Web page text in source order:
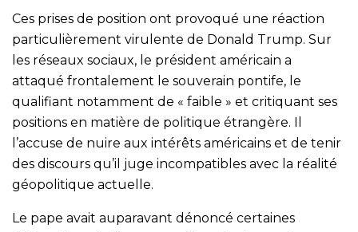
Ces prises de position ont provoqué une réaction
particulièrement virulente de Donald Trump. Sur
les réseaux sociaux, le président américain a
attaqué frontalement le souverain pontife, le
qualifiant notamment de « faible » et critiquant ses
positions en matière de politique étrangère. Il
l’accuse de nuire aux intérêts américains et de tenir
des discours qu’il juge incompatibles avec la réalité
géopolitique actuelle.
Le pape avait auparavant dénoncé certaines